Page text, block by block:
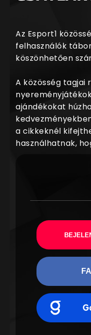
Az Esport1
felhasználók
köszönhetően
A közösség tagjai
ajándékokat
a cikkeknél
használhatnak,